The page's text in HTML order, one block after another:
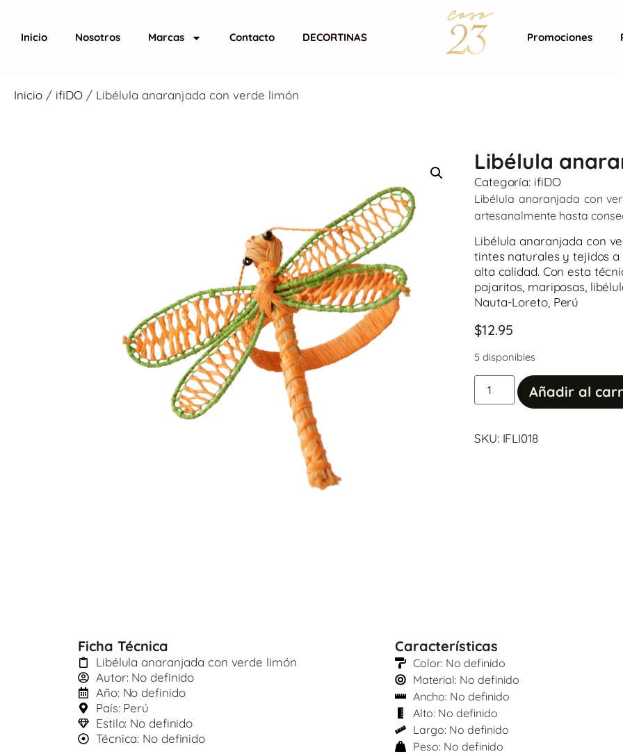
Inicio Nosotros Marcas Contacto DECORTINAS Promociones
Inicio / ifiDO / Libélula anaranjada con verde limón
Categoría: ifiDO
Libélula
Libélula anaranjada con
artesanalmente hasta
Libélula anaranjada con
tintes naturales y tejidos
alta calidad. Con esta
pajaritos, mariposas,
Nauta-Loreto, Perú
$12.95
5 disponibles
Añadir al
SKU: IFLI018
Ficha Técnica
Libélula anaranjada con verde limón
Autor: No definido
Año: No definido
País: Perú
Estilo: No definido
Técnica: No definido
Características
Color: No definido
Material: No definido
Ancho: No definido
Alto: No definido
Largo: No definido
Peso: No definido